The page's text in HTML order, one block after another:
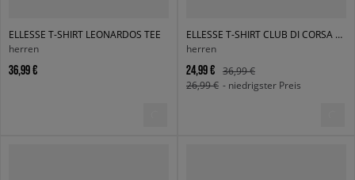
ELLESSE T-SHIRT LEONARDOS TEE
herren
36,99 €
ELLESSE T-SHIRT CLUB DI CORSA TEE
herren
24,99 €
36,99 €
26,99 € - niedrigster Preis